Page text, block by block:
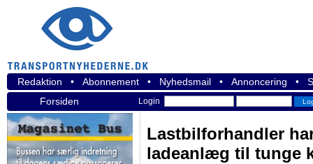
Redaktion • Abonnement • Nyhedsmail • Annoncering •
Forsiden
Login
Lastbilforhandler
ladeanlæg til tunge